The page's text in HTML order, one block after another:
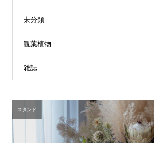
未分類
観葉植物
雑誌
スタンド